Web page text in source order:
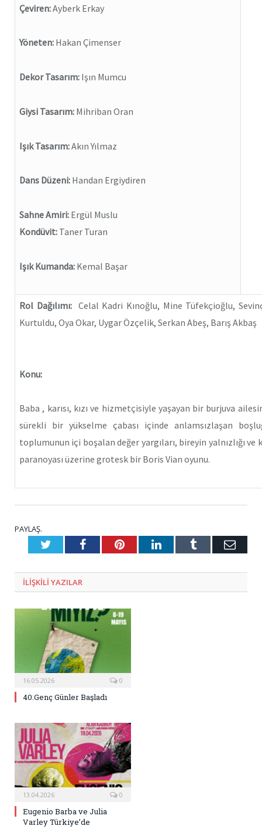
Çeviren:Ayberk Erkay
Yöneten: Hakan Çimenser
Dekor Tasarım: Işın Mumcu
Giysi Tasarım: Mihriban Oran
Işık Tasarım:Akın Yılmaz
Dans Düzeni: Handan Ergiydiren
Sahne Amiri: Ergül Muslu
Kondüvit: Taner Turan
Işık Kumanda: Kemal Başar
Rol Dağılımı: Celal Kadri Kınoğlu, Mine Tüfekçioğlu,
Kurtuldu, Oya Okar, Uygar Özçelik, Serkan Abeş, Barış Akbaş
Konu:
Baba , karısı, kızı ve hizmetçisiyle yaşayan bir burjuva
sürekli bir yükselme çabası içinde anlamsızlaşan
toplumunun içi boşalan değer yargıları, bireyin yalnızlığı ve
paranoyası üzerine grotesk bir Boris Vian oyunu.
PAYLAŞ.
TwitterFacebookPinterestLinkedInTumblr E-
ILIŞKILI YAZILAR
16.05.2026 0
40.Genç Günler Başladı
13.04.2026 0
Eugenio Barba ve Julia
Varley Türkiye’de